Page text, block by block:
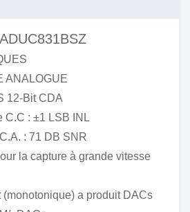
ANALOGUE
12-Bit CDA
C.C : ±1 LSB INL
: 71 DB SNR
la capture à grande vitesse
(monotonique) a produit DACs